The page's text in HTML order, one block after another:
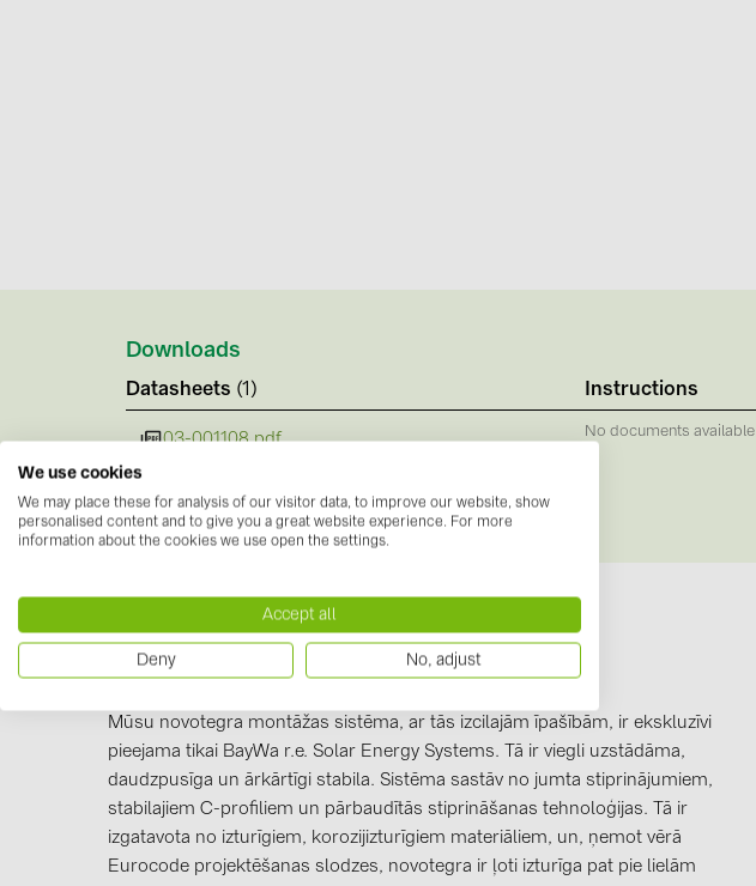
Downloads
Datasheets (1)
03-001108.pdf
Instructions
No documents available
Informācija par ražotāju
Mūsu novotegra montāžas sistēma, ar tās izcilajām īpašībām, ir ekskluzīvi
pieejama tikai BayWa r.e. Solar Energy Systems. Tā ir viegli uzstādāma,
daudzpusīga un ārkārtīgi stabila. Sistēma sastāv no jumta stiprinājumiem,
stabilajiem C-profiliem un pārbaudītās stiprināšanas tehnoloģijas. Tā ir
izgatavota no izturīgiem, korozijizturīgiem materiāliem, un, ņemot vērā
Eurocode projektēšanas slodzes, novotegra ir ļoti izturīga pat pie lielām
We use cookies
We may place these for analysis of our visitor data, to improve our website, show
personalised content and to give you a great website experience. For more
information about the cookies we use open the settings.
Accept all
Deny No, adjust